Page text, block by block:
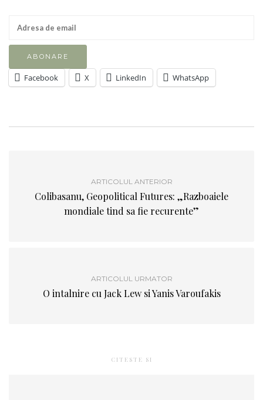
Facebook X LinkedIn WhatsApp
ARTICOLUL ANTERIOR
Colibasanu, Geopolitical Futures: „Razboaiele
mondiale tind sa fie recurente”
ARTICOLUL URMATOR
O intalnire cu Jack Lew si Yanis Varoufakis
CITESTE SI